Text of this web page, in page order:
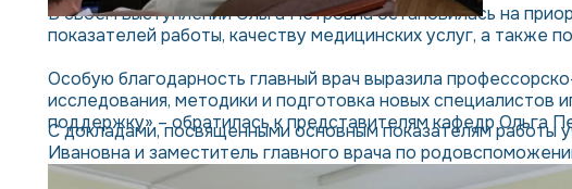
В своем выступлении Ольга Петровна остановилась на
показателей работы, качеству медицинских услуг, а
Особую благодарность главный врач выразила
исследования, методики и подготовка новых
поддержку» – обратилась к представителям кафедр Ольга
С докладами, посвященными основным показателям работы
Ивановна и заместитель главного врача по